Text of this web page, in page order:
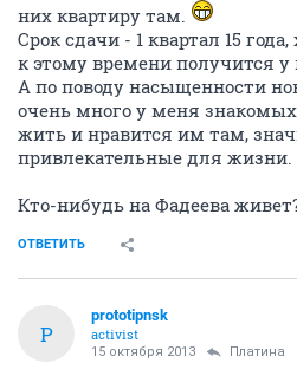
них квартиру там.
Срок сдачи - 1 квартал 15
к этому времени получится у
А по поводу насыщенности
очень много у меня знакомых
жить и нравится им там,
привлекательные для жизни.
Кто-нибудь на Фадеева
ОТВЕТИТЬ
P
prototipnsk
activist
15 октября 2013 Платина